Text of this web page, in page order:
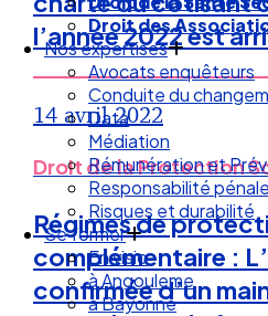
Droit des
Nos expertises
Avocats enquêteurs
Conduite du
Data
Médiation
Rémunération et
Responsabilité pénale
Risques et durabilité
Se former
En visio
à Angouleme
à Bayonne
l’année 2022 est
14 avril 2022
Droit de la Protection
Régimes de
complémentaire :
confirmée d’un